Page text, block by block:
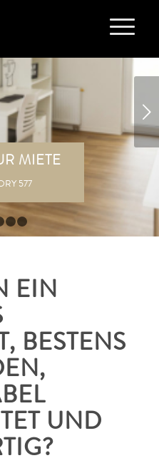
MIETE
577
Weiter
2 3
EIN
BESTENS
UND